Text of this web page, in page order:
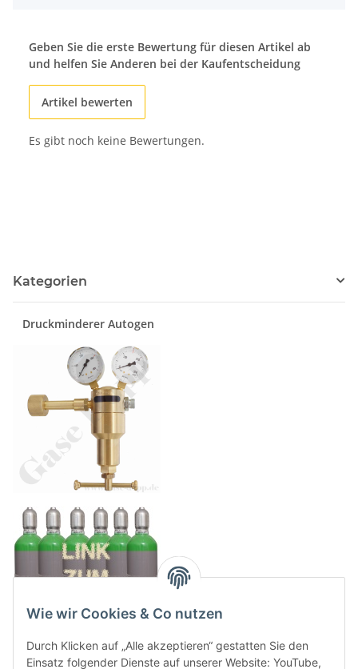
Geben Sie die erste Bewertung für diesen Artikel ab
und helfen Sie Anderen bei der Kaufentscheidung
Artikel bewerten
Es gibt noch keine Bewertungen.
Kategorien
Druckminderer Autogen
Wie wir Cookies & Co nutzen
Durch Klicken auf „Alle akzeptieren“ gestatten Sie den
Einsatz folgender Dienste auf unserer Website: YouTube,